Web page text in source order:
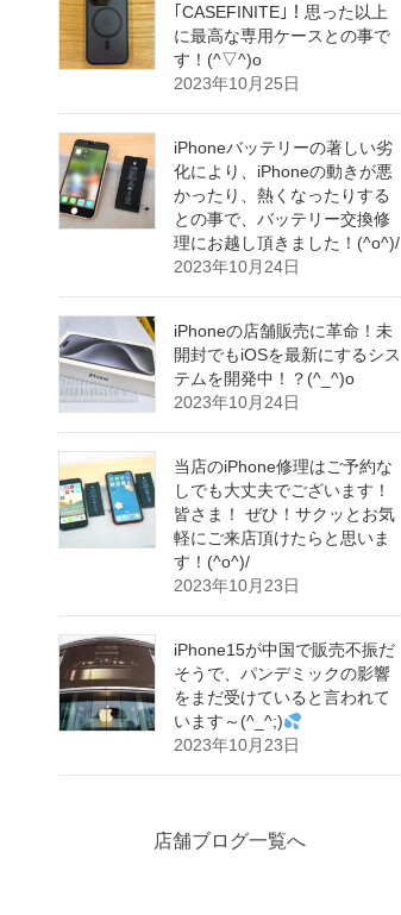
｢CASEFINITE｣！思った以上
に最高な専用ケースとの事で
す！(^▽^)o
2023年10月25日
iPhoneバッテリーの著しい劣
化により、iPhoneの動きが悪
かったり、熱くなったりする
との事で、バッテリー交換修
理にお越し頂きました！(^o^)/
2023年10月24日
iPhoneの店舗販売に革命！未
開封でもiOSを最新にするシス
テムを開発中！？(^_^)o
2023年10月24日
当店のiPhone修理はご予約な
しでも大丈夫でございます！
皆さま！ ぜひ！サクッとお気
軽にご来店頂けたらと思いま
す！(^o^)/
2023年10月23日
iPhone15が中国で販売不振だ
そうで、パンデミックの影響
をまだ受けていると言われて
います～(^_^;)
2023年10月23日
店舗ブログ一覧へ